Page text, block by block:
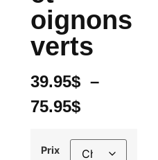
oignons
verts
39.95$ –
75.95$
Prix